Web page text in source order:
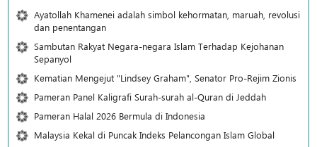
Ayatollah Khamenei adalah simbol kehormatan, maruah, revolusi
dan penentangan
Sambutan Rakyat Negara-negara Islam Terhadap Kejohanan
Sepanyol
Kematian Mengejut "Lindsey Graham", Senator Pro-Rejim Zionis
Pameran Panel Kaligrafi Surah-surah al-Quran di Jeddah
Pameran Halal 2026 Bermula di Indonesia
Malaysia Kekal di Puncak Indeks Pelancongan Islam Global